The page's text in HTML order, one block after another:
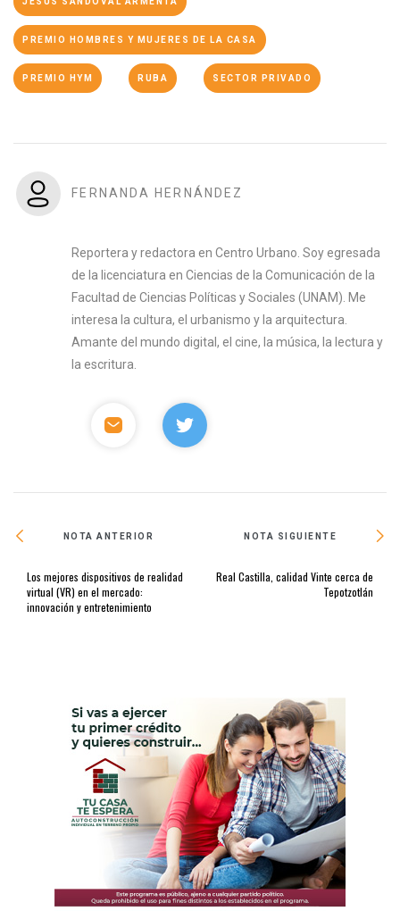
PREMIO HOMBRES Y MUJERES DE LA CASA
PREMIO HYM RUBA SECTOR PRIVADO
FERNANDA HERNÁNDEZ
Reportera y redactora en Centro Urbano. Soy egresada
de la licenciatura en Ciencias de la Comunicación de la
Facultad de Ciencias Políticas y Sociales (UNAM). Me
interesa la cultura, el urbanismo y la arquitectura.
Amante del mundo digital, el cine, la música, la lectura y
la escritura.
NOTA ANTERIOR
Los mejores dispositivos de realidad
virtual (VR) en el mercado:
innovación y entretenimiento
NOTA SIGUIENTE
Real Castilla, calidad Vinte cerca de
Tepotzotlán